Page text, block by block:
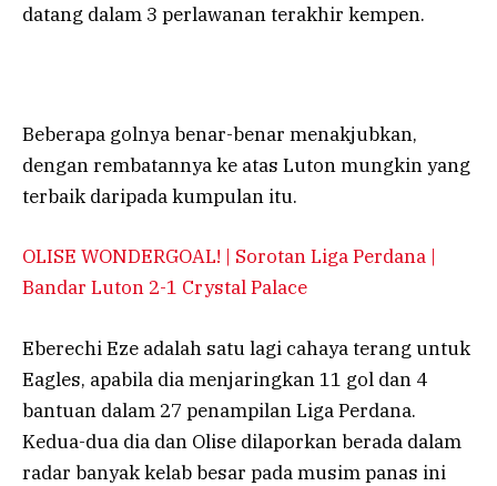
datang dalam 3 perlawanan terakhir kempen.
Beberapa golnya benar-benar menakjubkan,
dengan rembatannya ke atas Luton mungkin yang
terbaik daripada kumpulan itu.
OLISE WONDERGOAL! | Sorotan Liga Perdana |
Bandar Luton 2-1 Crystal Palace
Eberechi Eze adalah satu lagi cahaya terang untuk
Eagles, apabila dia menjaringkan 11 gol dan 4
bantuan dalam 27 penampilan Liga Perdana.
Kedua-dua dia dan Olise dilaporkan berada dalam
radar banyak kelab besar pada musim panas ini